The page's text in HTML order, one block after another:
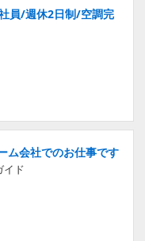
員/週休2日制/空調完
ム会社でのお仕事です
イド